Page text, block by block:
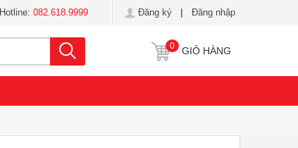
Đăng ký | Đăng nhập
Hotline: 082.618.9999
0 GIỎ HÀNG